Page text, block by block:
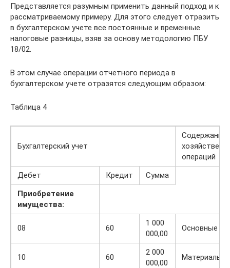
Представляется разумным применить данный подход и к
рассматриваемому примеру. Для этого следует отразить
в бухгалтерском учете все постоянные и временные
налоговые разницы, взяв за основу методологию ПБУ
18/02.
В этом случае операции отчетного периода в
бухгалтерском учете ­отразятся следующим образом:
Таблица 4
Бухгалтерский учет
Содержание
операций
Дебет
Кредит
Сумма
Приобретение
имущества:
08 60
1 000
000,00
Основные
10 60
2 000
000,00
Материалы